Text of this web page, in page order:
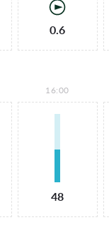
0.6
16:00
48